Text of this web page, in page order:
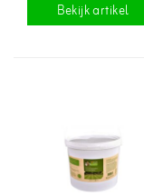
Bekijk artikel